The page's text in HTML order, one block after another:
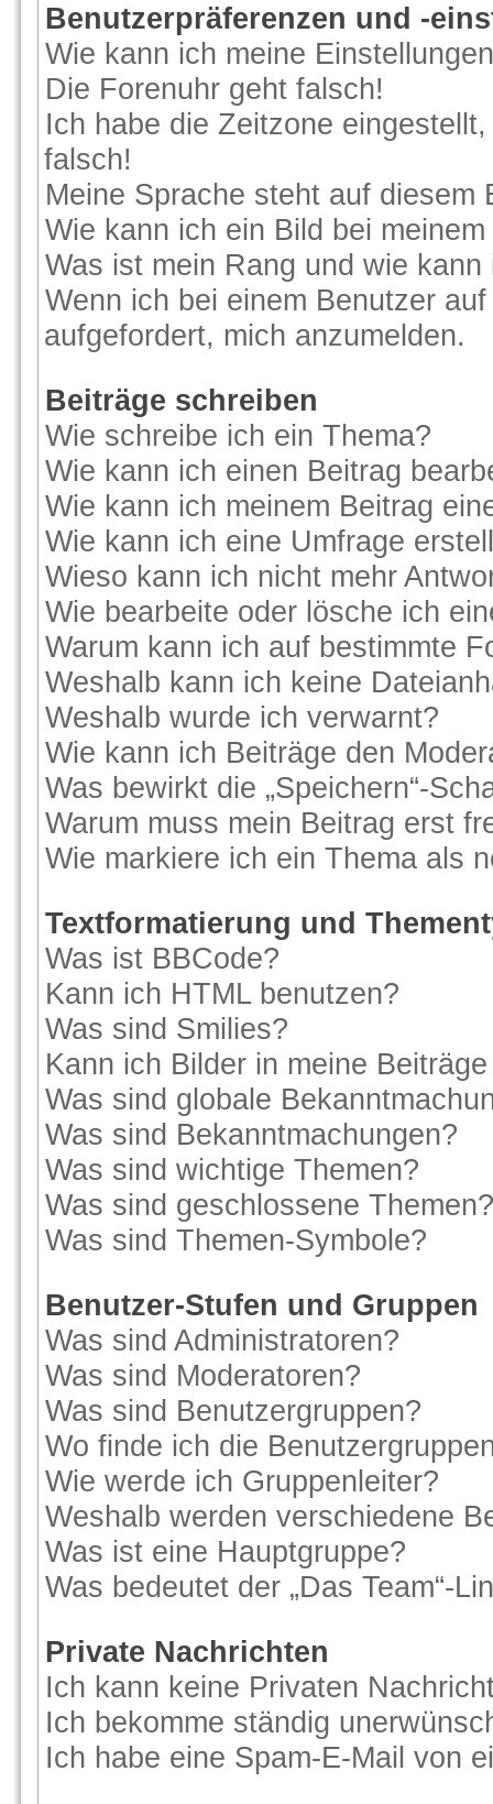
Benutzerpräferenzen und -
Wie kann ich meine
Die Forenuhr geht falsch!
Ich habe die Zeitzone
falsch!
Meine Sprache steht auf diesem
Wie kann ich ein Bild bei
Was ist mein Rang und wie
Wenn ich bei einem Benutzer
aufgefordert, mich anzumelden.
Beiträge schreiben
Wie schreibe ich ein Thema?
Wie kann ich einen Beitrag
Wie kann ich meinem Beitrag
Wie kann ich eine Umfrage
Wieso kann ich nicht mehr
Wie bearbeite oder lösche ich
Warum kann ich auf bestimmte
Weshalb kann ich keine
Weshalb wurde ich verwarnt?
Wie kann ich Beiträge den
Was bewirkt die „Speichern“-
Warum muss mein Beitrag erst
Wie markiere ich ein Thema als
Textformatierung und
Was ist BBCode?
Kann ich HTML benutzen?
Was sind Smilies?
Kann ich Bilder in meine
Was sind globale
Was sind Bekanntmachungen?
Was sind wichtige Themen?
Was sind geschlossene Themen?
Was sind Themen-Symbole?
Benutzer-Stufen und Gruppen
Was sind Administratoren?
Was sind Moderatoren?
Was sind Benutzergruppen?
Wo finde ich die
Wie werde ich Gruppenleiter?
Weshalb werden verschiedene
Was ist eine Hauptgruppe?
Was bedeutet der „Das Team“-
Private Nachrichten
Ich kann keine Privaten
Ich bekomme ständig
Ich habe eine Spam-E-Mail von